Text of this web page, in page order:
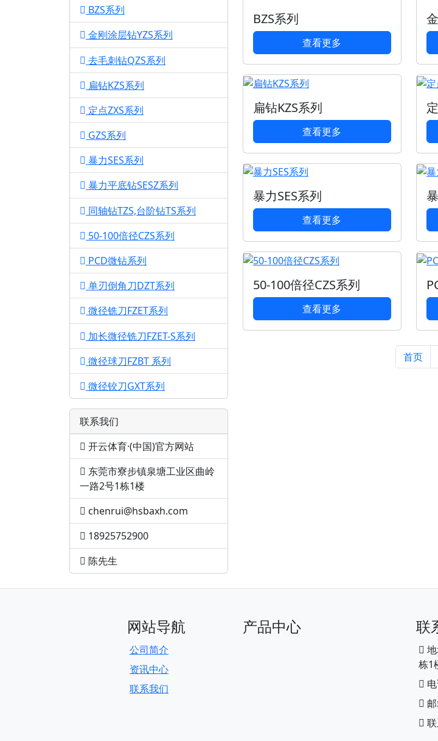
BZS系列
金刚涂层钻YZS系列
去毛刺钻QZS系列
扁钻KZS系列
定点ZXS系列
GZS系列
暴力SES系列
暴力平底钻SESZ系列
同轴钻TZS,台阶钻TS系列
50-100倍径CZS系列
PCD微钻系列
单刃倒角刀DZT系列
微径铣刀FZET系列
加长微径铣刀FZET-S系列
微径球刀FZBT 系列
微径铰刀GXT系列
联系我们
开云体育·(中国)官方网站
东莞市寮步镇泉塘工业区曲岭
一路2号1栋1楼
chenrui@hsbaxh.com
18925752900
陈先生
BZS系列
查看更多
扁钻KZS系列
查看更多
暴力SES系列
查看更多
50-100倍径CZS系列
查看更多
首页
网站导航
公司简介
资讯中心
联系我们
产品中心 联
栋1